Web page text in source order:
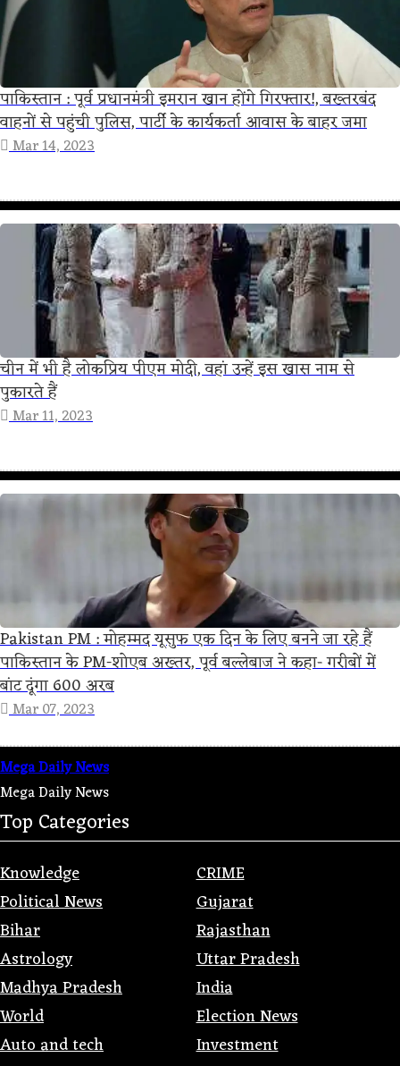
पाकिस्तान : पूर्व प्रधानमंत्री इमरान खान होंगे गिरफ्तार!, बख्तरबंद
वाहनों से पहुंची पुलिस, पार्टी के कार्यकर्ता आवास के बाहर जमा
Mar 14, 2023
चीन में भी है लोकप्रिय पीएम मोदी, वहां उन्हें इस खास नाम से
पुकारते हैं
Mar 11, 2023
Pakistan PM : मोहम्मद यूसुफ एक दिन के लिए बनने जा रहे हैं
पाकिस्तान के PM-शोएब अख्तर, पूर्व बल्लेबाज ने कहा- गरीबों में
बांट दूंगा 600 अरब
Mar 07, 2023
Mega Daily News
Mega Daily News
Top Categories
Knowledge
CRIME
Political News
Gujarat
Bihar
Rajasthan
Astrology
Uttar Pradesh
Madhya Pradesh
India
World
Election News
Auto and tech
Investment